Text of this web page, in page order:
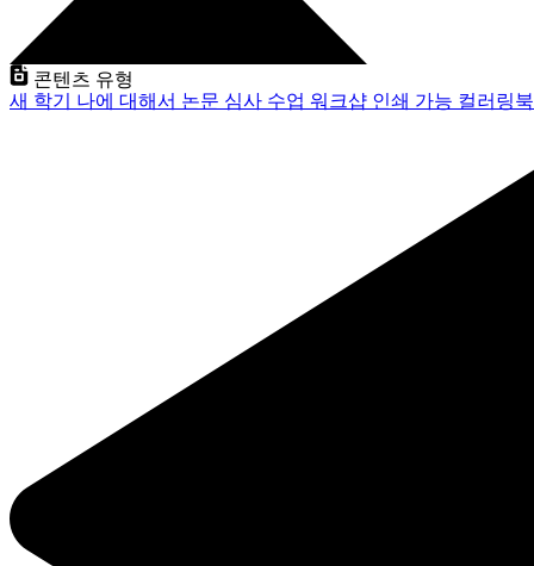
콘텐츠 유형
새 학기 나에 대해서 논문 심사 수업 워크샵 인쇄 가능 컬러링북